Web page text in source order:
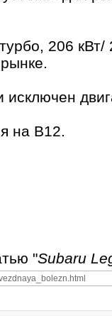
206
исключен
на В12.
"Subaru